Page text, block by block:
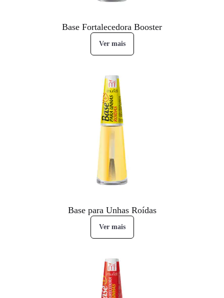
Base Fortalecedora Booster
Ver mais
Base para Unhas Roídas
Ver mais